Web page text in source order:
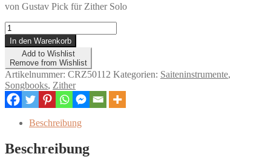
von Gustav Pick für Zither Solo
Wiener
Fiakerlied
Menge
In den Warenkorb
Add to Wishlist
Remove from Wishlist
Artikelnummer: CRZ50112 Kategorien: Saiteninstrumente,
Songbooks, Zither
Beschreibung
Beschreibung